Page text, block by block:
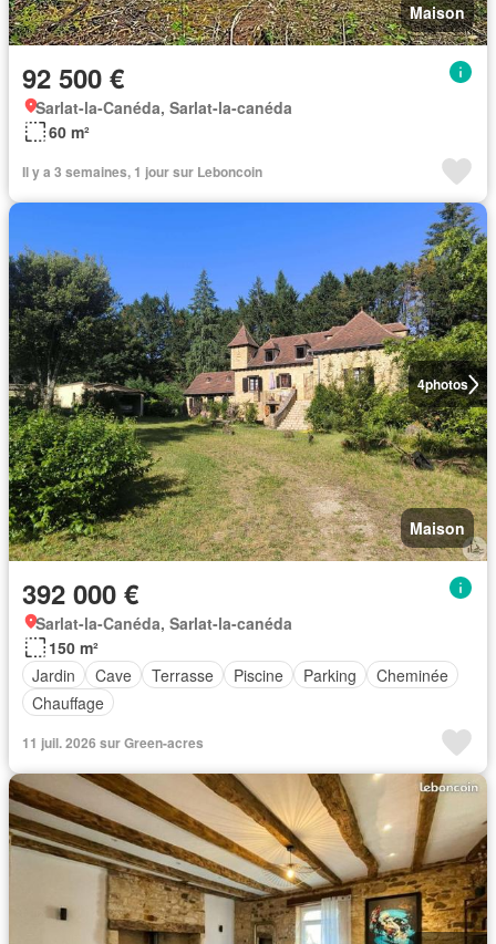
Maison
92 500 €
Sarlat-la-Canéda, Sarlat-la-canéda
60 m²
Il y a 3 semaines, 1 jour sur Leboncoin
4photos
Maison
392 000 €
Sarlat-la-Canéda, Sarlat-la-canéda
150 m²
Jardin
Cave Terrasse Piscine Parking
Cheminée
Chauffage
11 juil. 2026 sur Green-acres